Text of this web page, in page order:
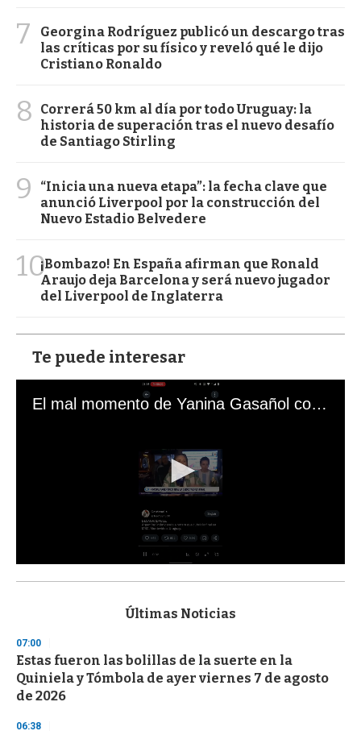
7
Georgina Rodríguez publicó un descargo tras
las críticas por su físico y reveló qué le dijo
Cristiano Ronaldo
8
Correrá 50 km al día por todo Uruguay: la
historia de superación tras el nuevo desafío
de Santiago Stirling
9
“Inicia una nueva etapa”: la fecha clave que
anunció Liverpool por la construcción del
Nuevo Estadio Belvedere
10¡Bombazo! En España afirman que Ronald
Araujo deja Barcelona y será nuevo jugador
del Liverpool de Inglaterra
Te puede interesar
El mal momento de Yanina Gasañol con un hincha argentino en "Subrayado"
s
d
s
o
f
3
s
Últimas Noticias
07:00
Estas fueron las bolillas de la suerte en la
Quiniela y Tómbola de ayer viernes 7 de agosto
de 2026
06:38